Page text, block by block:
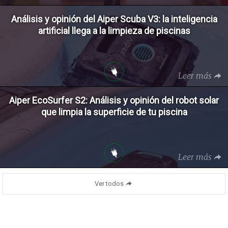
Análisis y opinión del Aiper Scuba V3: la inteligencia
artificial llega a la limpieza de piscinas
Leer más
Aiper EcoSurfer S2: Análisis y opinión del robot solar
que limpia la superficie de tu piscina
Leer más
Ver todos